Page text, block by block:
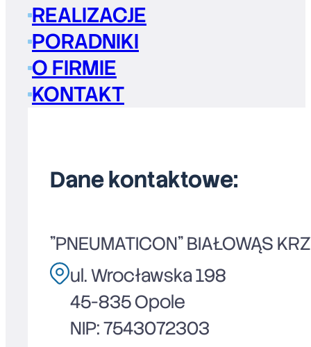
REALIZACJE
PORADNIKI
O FIRMIE
KONTAKT
Dane kontaktowe:
"PNEUMATICON" BIAŁOWĄS
ul. Wrocławska 198
45-835 Opole
NIP: 7543072303